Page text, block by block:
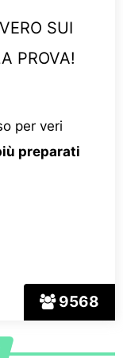
9568
SUI
PROVA!
per veri
preparati